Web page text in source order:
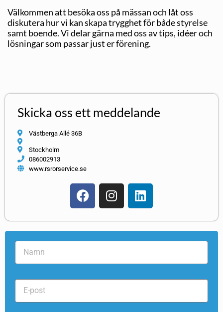
Välkommen att besöka oss på mässan och låt oss
diskutera hur vi kan skapa trygghet för både styrelse
samt boende. Vi delar gärna med oss av tips, idéer och
lösningar som passar just er förening.
Skicka oss ett meddelande
Västberga Allé 36B
Stockholm
086002913
www.rsrorservice.se